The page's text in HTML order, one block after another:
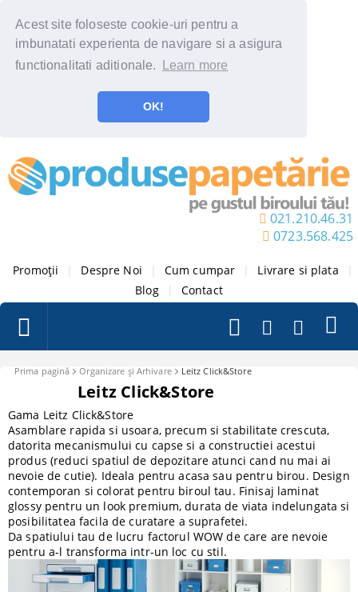
Acest site foloseste cookie-uri pentru a
imbunatati experienta de navigare si a asigura
functionalitati aditionale.
Learn more
OK!
021.210.46.31
0723.568.425
Promoții Despre Noi Cum cumpar Livrare si plata
Blog
Contact
Prima pagină Organizare şi Arhivare Leitz Click&Store
Leitz Click&Store
Gama Leitz Click&Store
Asamblare rapida si usoara, precum si stabilitate crescuta,
datorita mecanismului cu capse si a constructiei acestui
produs (reduci spatiul de depozitare atunci cand nu mai ai
nevoie de cutie). Ideala pentru acasa sau pentru birou. Design
contemporan si colorat pentru biroul tau. Finisaj laminat
glossy pentru un look premium, durata de viata indelungata si
posibilitatea facila de curatare a suprafetei.
Da spatiului tau de lucru factorul WOW de care are nevoie
pentru a-l transforma intr-un loc cu stil.